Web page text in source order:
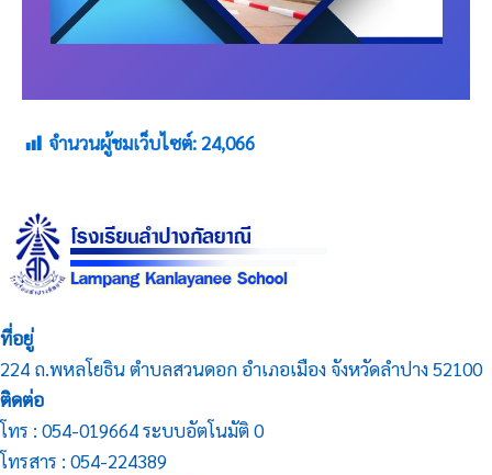
จำนวนผู้ชมเว็บไซต์:24,066
ที่อยู่
224 ถ.พหลโยธิน ตำบลสวนดอก อำเภอเมือง จังหวัดลำปาง 52100
ติดต่อ
โทร : 054-019664 ระบบอัตโนมัติ 0
โทรสาร : 054-224389